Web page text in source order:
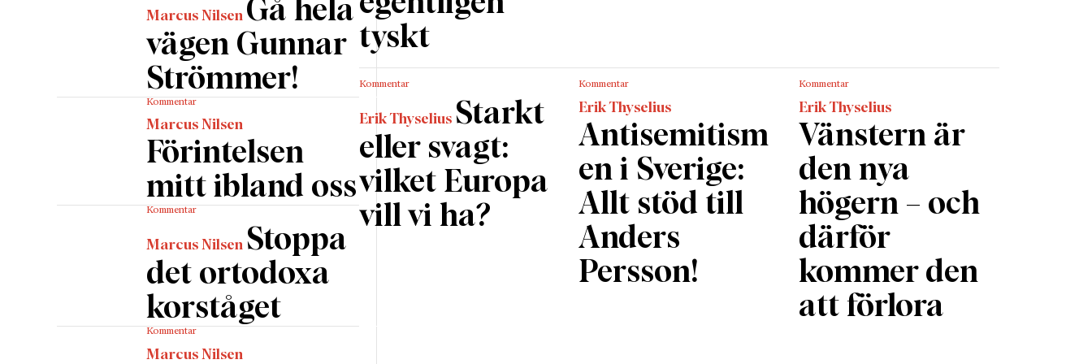
ut terrororganisationer undanröjas gråzonsproblematiken.
Oavsett om frågan handlar om gängkriminalitet eller terrorism landar
debatten ständigt i att lagstiftning saknas eller kommer på plats allt
föregripa ett nytt misstag. Den förändrade grundlagen kan träda i
kraft först efter årsskiftet 2023. Det finns därför tid att ta fram
kompletterande lagstiftning som möjliggör att Sverige på egen hand
kan terrorklassa organisationer som annars riskerar att hamna i en
juridisk gråzon.
Marcus Nilsen Gå hela
vägen Gunnar
Strömmer!
Kommentar
Marcus Nilsen
Förintelsen
mitt ibland oss
Kommentar
Marcus Nilsen Stoppa
det ortodoxa
korståget
Kommentar
Marcus Nilsen
tyskt
Kommentar
Erik Thyselius Starkt
eller svagt:
vilket Europa
vill vi ha?
Kommentar
Erik Thyselius
Antisemitism
en i Sverige:
Allt stöd till
Anders
Persson!
Kommentar
Erik Thyselius
Vänstern är
den nya
högern – och
därför
kommer den
att förlora